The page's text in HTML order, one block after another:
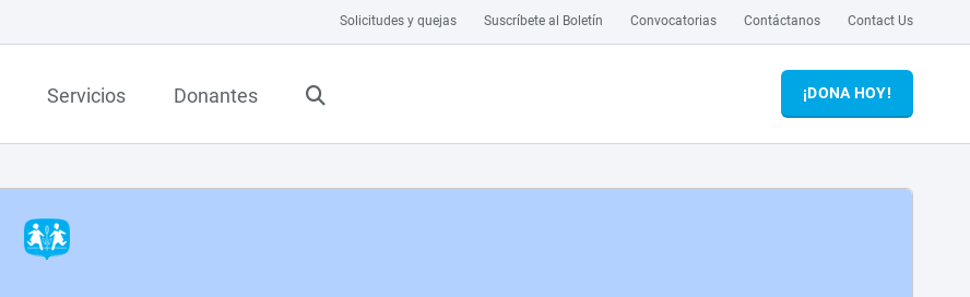
Solicitudes y quejas Suscríbete al Boletín Convocatorias Contáctanos Contact Us
Servicios Donantes ¡DONA HOY!